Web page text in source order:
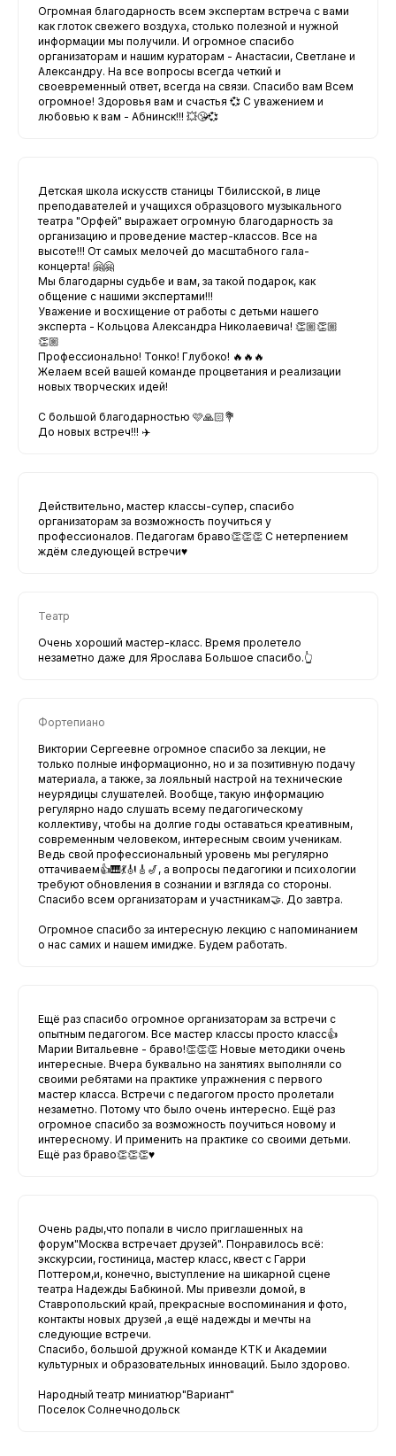
Огромная благодарность всем экспертам встреча с вами
как глоток свежего воздуха, столько полезной и нужной
информации мы получили. И огромное спасибо
организаторам и нашим кураторам - Анастасии, Светлане и
Александру. На все вопросы всегда четкий и
своевременный ответ, всегда на связи. Спасибо вам Всем
огромное! Здоровья вам и счастья 💞 С уважением и
любовью к вам - Абнинск!!! 💥😘💞
Детская школа искусств станицы Тбилисской, в лице
преподавателей и учащихся образцового музыкального
театра "Орфей" выражает огромную благодарность за
организацию и проведение мастер-классов. Все на
высоте!!! От самых мелочей до масштабного гала-
концерта! 🤗🤗
Мы благодарны судьбе и вам, за такой подарок, как
общение с нашими экспертами!!!
Уважение и восхищение от работы с детьми нашего
эксперта - Кольцова Александра Николаевича! 👏🏼👏🏼
👏🏼
Профессионально! Тонко! Глубоко! 🔥🔥🔥
Желаем всей вашей команде процветания и реализации
новых творческих идей!
С большой благодарностью 🩷🙏🏻💐
До новых встреч!!! ✈️
Действительно, мастер классы-супер, спасибо
организаторам за возможность поучиться у
профессионалов. Педагогам браво👏👏👏 С нетерпением
ждём следующей встречи♥️
Театр
Очень хороший мастер-класс. Время пролетело
незаметно даже для Ярослава Большое спасибо.👆
Фортепиано
Виктории Сергеевне огромное спасибо за лекции, не
только полные информационно, но и за позитивную подачу
материала, а также, за лояльный настрой на технические
неурядицы слушателей. Вообще, такую информацию
регулярно надо слушать всему педагогическому
коллективу, чтобы на долгие годы оставаться креативным,
современным человеком, интересным своим ученикам.
Ведь свой профессиональный уровень мы регулярно
оттачиваем👍🎹💃🎻🎸🎷, а вопросы педагогики и психологии
требуют обновления в сознании и взгляда со стороны.
Спасибо всем организаторам и участникам🤝. До завтра.
Огромное спасибо за интересную лекцию с напоминанием
о нас самих и нашем имидже. Будем работать.
Ещё раз спасибо огромное организаторам за встречи с
опытным педагогом. Все мастер классы просто класс👍
Марии Витальевне - браво!👏👏👏 Новые методики очень
интересные. Вчера буквально на занятиях выполняли со
своими ребятами на практике упражнения с первого
мастер класса. Встречи с педагогом просто пролетали
незаметно. Потому что было очень интересно. Ещё раз
огромное спасибо за возможность поучиться новому и
интересному. И применить на практике со своими детьми.
Ещё раз браво👏👏👏♥️
Очень рады,что попали в число приглашенных на
форум"Москва встречает друзей". Понравилось всё:
экскурсии, гостиница, мастер класс, квест с Гарри
Поттером,и, конечно, выступление на шикарной сцене
театра Надежды Бабкиной. Мы привезли домой, в
Ставропольский край, прекрасные воспоминания и фото,
контакты новых друзей ,а ещё надежды и мечты на
следующие встречи.
Спасибо, большой дружной команде КТК и Академии
культурных и образовательных инноваций. Было здорово.
Народный театр миниатюр"Вариант"
Поселок Солнечнодольск